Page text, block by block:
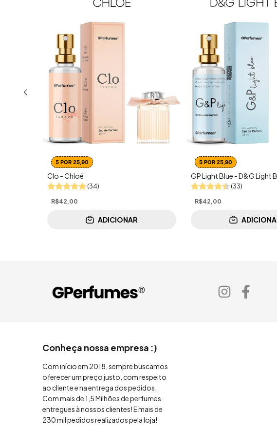
5 POR 25,90
Clo - Chloé
(34)
R$42,00
ADICIONAR
5 POR 25,90
GP Light Blue - D&G Light
(33)
R$42,00
Conheça nossa empresa :)
Com início em 2018, sempre buscamos
oferecer um preço justo, com respeito
ao cliente e na entrega dos pedidos.
Com mais de 1,5 Milhões de perfumes
entregues à nossos clientes! E mais de
230 mil pedidos realizados pela loja!